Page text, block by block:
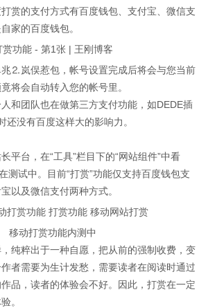
的支付方式有百度钱包、支付宝、微信支
家的百度钱包。
岚俣惹包，帐号设置完成后将会与您当前
将会自动转入您的帐号里。
团队也在做第三方支付功能，如DEDE插
还没有百度这样大的影响力。
台，在“工具”栏目下的“网站组件”中看
测试中。目前“打赏”功能仅支持百度钱包支
以及微信支付两种方式。
移动打赏功能内测中
粹出于一种自愿， 把从前的强制收费，变
者需要为生计发愁，需要读者在阅读时通过
品，读者的体验会不好。因此，打赏在一定
。